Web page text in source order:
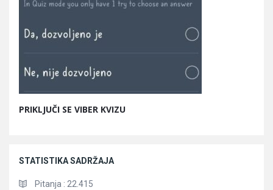
PRIKLJUČI SE VIBER KVIZU
STATISTIKA SADRŽAJA
Pitanja : 22.415